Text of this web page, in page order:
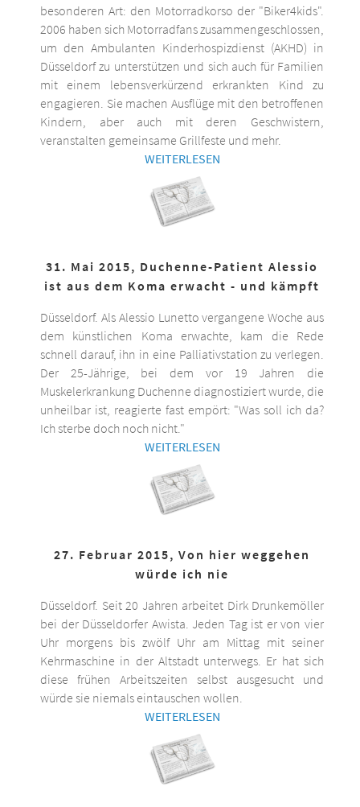
besonderen Art: den Motorradkorso der "Biker4kids".
2006 haben sich Motorradfans zusammengeschlossen,
um den Ambulanten Kinderhospizdienst (AKHD) in
Düsseldorf zu unterstützen und sich auch für Familien
mit einem lebensverkürzend erkrankten Kind zu
engagieren. Sie machen Ausflüge mit den betroffenen
Kindern, aber auch mit deren Geschwistern,
veranstalten gemeinsame Grillfeste und mehr.
WEITERLESEN
31. Mai 2015, Duchenne-Patient Alessio
ist aus dem Koma erwacht - und kämpft
Düsseldorf. Als Alessio Lunetto vergangene Woche aus
dem künstlichen Koma erwachte, kam die Rede
schnell darauf, ihn in eine Palliativstation zu verlegen.
Der 25-Jährige, bei dem vor 19 Jahren die
Muskelerkrankung Duchenne diagnostiziert wurde, die
unheilbar ist, reagierte fast empört: "Was soll ich da?
Ich sterbe doch noch nicht."
WEITERLESEN
27. Februar 2015, Von hier weggehen
würde ich nie
Düsseldorf. Seit 20 Jahren arbeitet Dirk Drunkemöller
bei der Düsseldorfer Awista. Jeden Tag ist er von vier
Uhr morgens bis zwölf Uhr am Mittag mit seiner
Kehrmaschine in der Altstadt unterwegs. Er hat sich
diese frühen Arbeitszeiten selbst ausgesucht und
würde sie niemals eintauschen wollen.
WEITERLESEN